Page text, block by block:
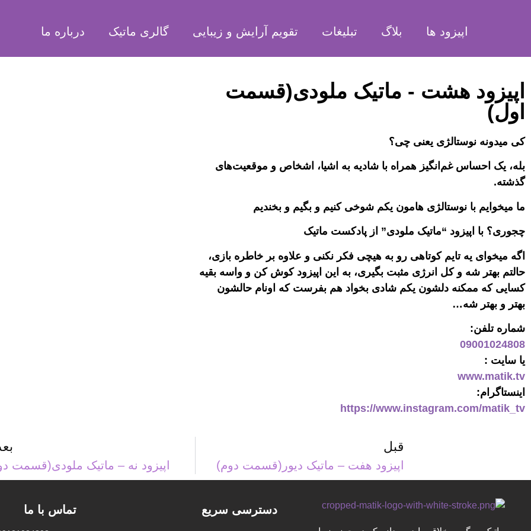
اپیزود ها بلاگ تبلیغات تقویم آرایش و زیبایی گالری ماتیک درباره ما
اپیزود هشت - ماتیک ملودی(قسمت
اول)
کی میدونه نوستالژی یعنی چی؟
بله، یک احساس غم‌انگیز همراه با شادیه به اشیا، اشخاص و موقعیت‌های
گذشته.
ما میخوایم با نوستالژی هامون یکم شوخی کنیم و بگیم و بخندیم
چجوری؟ با اپیزود “ماتیک ملودی” از پادکست ماتیک
اگه میخوای یه تایم کوتاهی رو به هیچی فکر نکنی و علاوه بر خاطره بازی،
حالتم بهتر شه و کل انرژی مثبت بگیری، به این اپیزود کوش کن و واسه بقیه
کسایی که ممکنه دلشون یکم شادی بخواد هم بفرست که اونام حالشون
بهتر و بهتر شه…
شماره تلفن:
09001024808
یا سایت :
www.matik.tv
اینستاگرام:
https://www.instagram.com/matik_tv
قبل
اپیزود هفت – ماتیک دیور(قسمت دوم) اپیزود نه – ماتیک ملودی(قسمت
دسترسی سریع تماس با ما